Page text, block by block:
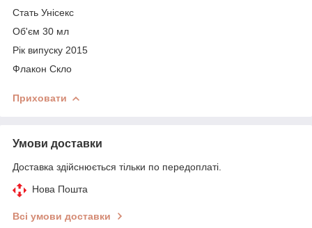
Стать Унісекс
Об'єм 30 мл
Рік випуску 2015
Флакон Скло
Приховати
Умови доставки
Доставка здійснюється тільки по передоплаті.
Нова Пошта
Всі умови доставки